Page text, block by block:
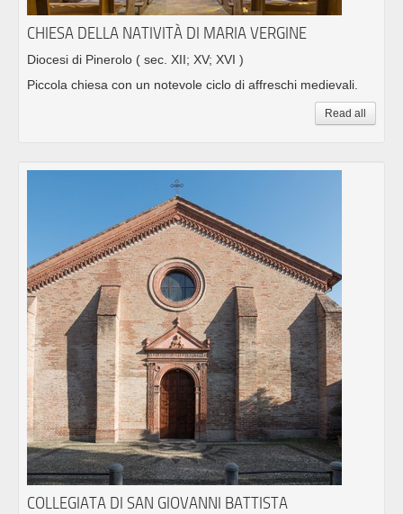
CHIESA DELLA NATIVITÀ DI MARIA VERGINE
Diocesi di Pinerolo ( sec. XII; XV; XVI )
Piccola chiesa con un notevole ciclo di affreschi medievali.
Read all
COLLEGIATA DI SAN GIOVANNI BATTISTA